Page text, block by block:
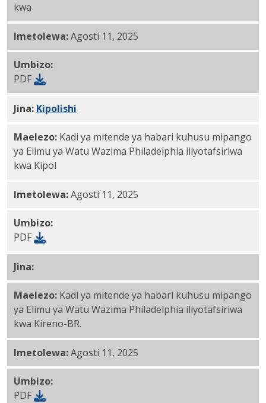
kwa
Imetolewa:Agosti 11, 2025
Umbizo:
PDF
Jina: Kipolishi
Maelezo: Kadi ya mitende ya habari kuhusu mipango
ya Elimu ya Watu Wazima Philadelphia iliyotafsiriwa
kwa Kipol
Imetolewa:Agosti 11, 2025
Umbizo:
PDF
Jina:Kireno-BR PDF
Maelezo: Kadi ya mitende ya habari kuhusu mipango
ya Elimu ya Watu Wazima Philadelphia iliyotafsiriwa
kwa Kireno-BR.
Imetolewa:Agosti 11, 2025
Umbizo:
PDF